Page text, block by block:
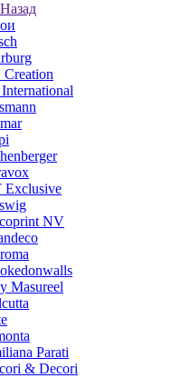
Назад
Creation
Exclusive
NV
Masureel
Parati
& Decori